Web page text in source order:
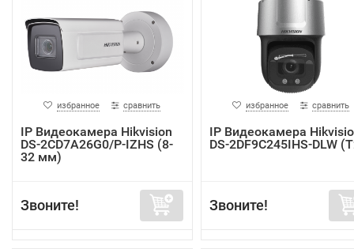
избранное сравнить
IP Видеокамера Hikvision
DS-2CD7A26G0/P-IZHS (8-
32 мм)
Звоните!
избранное сравнить
IP Видеокамера
DS-2DF9C245IHS-DLW
Звоните!